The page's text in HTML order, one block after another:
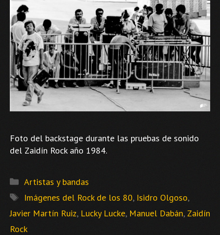
Foto del backstage durante las pruebas de sonido
del Zaidín Rock año 1984.
Categorías
Artistas y bandas
Etiquetas
Imágenes del Rock de los 80, Isidro Olgoso,
Javier Martín Ruiz, Lucky Lucke, Manuel Dabán, Zaidín
Rock